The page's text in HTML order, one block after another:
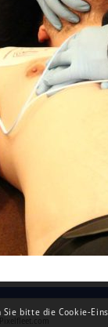
Pixelfleet.com
bitte die Cookie-